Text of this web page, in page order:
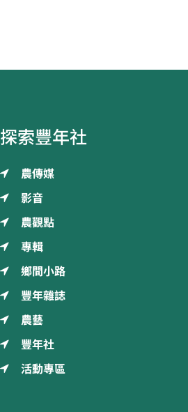
探索豐年社
農傳媒
影音
農觀點
專輯
鄉間小路
豐年雜誌
農藝
豐年社
活動專區